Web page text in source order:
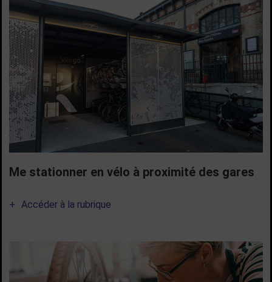
Me stationner en vélo à proximité des gares
Accéder à la rubrique